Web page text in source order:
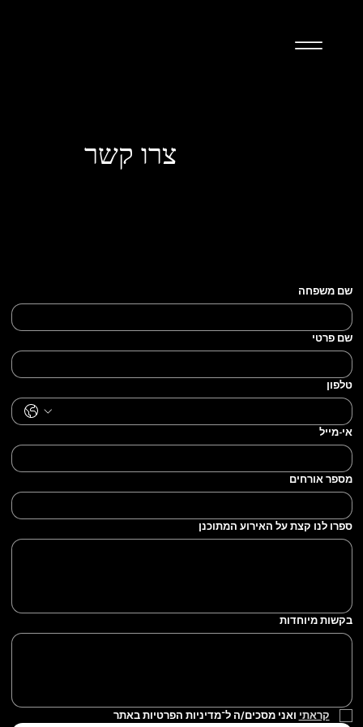
צרו קשר
שם משפחה
שם פרטי
טלפון
אי-מייל
מספר אורחים
ספרו לנו קצת על האירוע המתוכנן
בקשות מיוחדות
קראתי ואני מסכים/ה ל־מדיניות הפרטיות באתר